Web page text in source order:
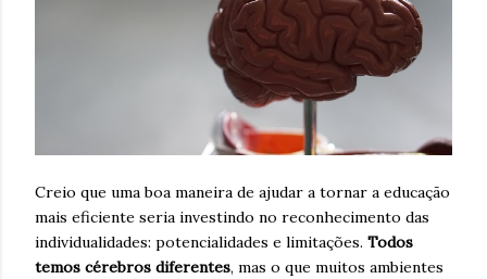
Creio que uma boa maneira de ajudar a tornar a educação
mais eficiente seria investindo no reconhecimento das
individualidades: potencialidades e limitações. Todos
temos cérebros diferentes, mas o que muitos ambientes